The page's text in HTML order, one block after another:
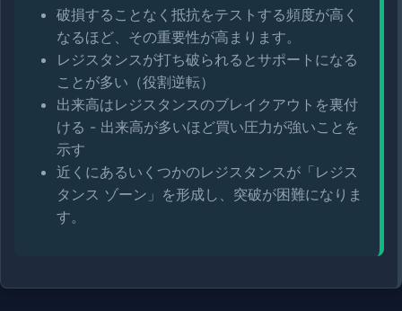
破損することなく抵抗をテストする頻度が高く
なるほど、その重要性が高まります。
レジスタンスが打ち破られるとサポートになる
ことが多い（役割逆転）
出来高はレジスタンスのブレイクアウトを裏付
ける - 出来高が多いほど買い圧力が強いことを
示す
近くにあるいくつかのレジスタンスが「レジス
タンス ゾーン」を形成し、突破が困難になりま
す。